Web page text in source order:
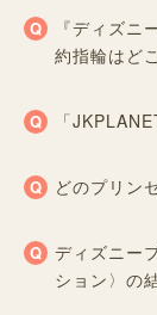
『ディズ
約指輪はど
「
どのプリン
ディズニー
ション〉の